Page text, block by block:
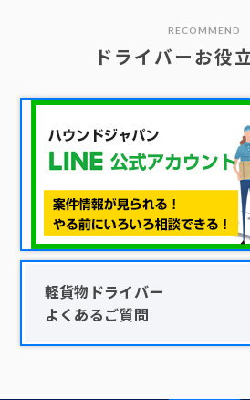
RECOMMEND
ドライバーお役
軽貨物ドライバー
よくあるご質問